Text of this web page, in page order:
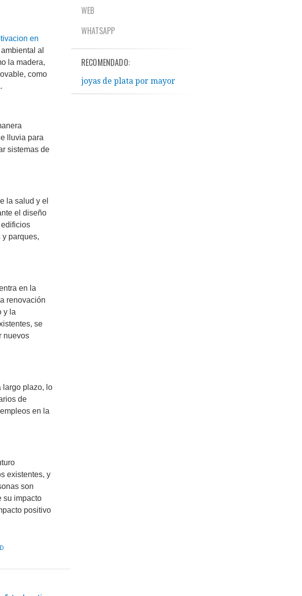
en
al
la madera,
como
lluvia para
sistemas de
la salud y el
el diseño
parques,
en la
renovación
y la
se
nuevos
largo plazo, lo
de
en la
existentes, y
son
su impacto
positivo
WEB
WHATSAPP
RECOMENDADO:
joyas de plata por mayor